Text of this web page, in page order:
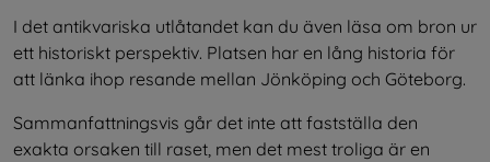
I det antikvariska utlåtandet kan du även läsa om bron ur
ett historiskt perspektiv. Platsen har en lång historia för
att länka ihop resande mellan Jönköping och Göteborg.
Sammanfattningsvis går det inte att fastställa den
exakta orsaken till raset, men det mest troliga är en